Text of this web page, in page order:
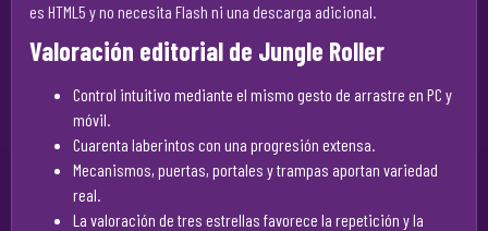
es HTML5 y no necesita Flash ni una descarga adicional.
Valoración editorial de Jungle Roller
Control intuitivo mediante el mismo gesto de arrastre en PC y
móvil.
Cuarenta laberintos con una progresión extensa.
Mecanismos, puertas, portales y trampas aportan variedad
real.
La valoración de tres estrellas favorece la repetición y la